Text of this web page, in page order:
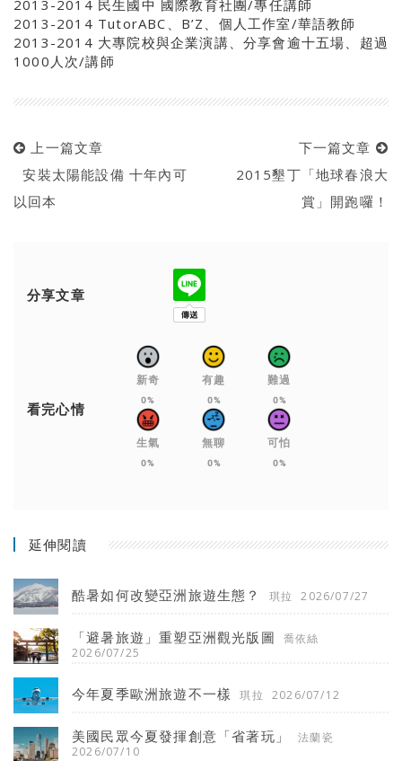
2013-2014 民生國中 國際教育社團/專任講師
2013-2014 TutorABC、B’Z、個人工作室/華語教師
2013-2014 大專院校與企業演講、分享會逾十五場、超過
1000人次/講師
上一篇文章
安裝太陽能設備 十年內可
以回本
下一篇文章
2015墾丁「地球春浪大
賞」開跑囉！
分享文章
看完心情
新奇
0%
有趣
0%
難過
0%
生氣
0%
無聊
0%
可怕
0%
延伸閱讀
酷暑如何改變亞洲旅遊生態？ 琪拉 2026/07/27
「避暑旅遊」重塑亞洲觀光版圖
喬依絲
2026/07/25
今年夏季歐洲旅遊不一樣 琪拉 2026/07/12
美國民眾今夏發揮創意「省著玩」
法蘭瓷
2026/07/10